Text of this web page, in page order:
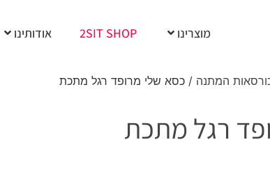
מוצרינו 2SIT SHOP אודותינו
המתנה / כסא שלי מרופד רגל מתכת
רגל מתכת